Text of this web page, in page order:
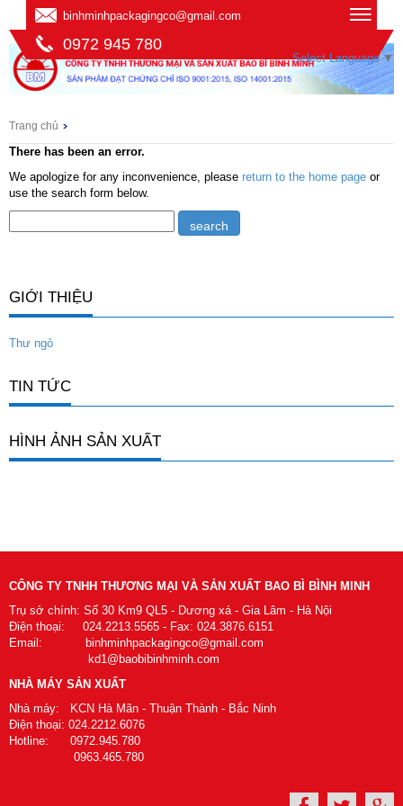
binhminhpackagingco@gmail.com
0972 945 780
Select Language ▼
Trang chủ
There has been an error.
We apologize for any inconvenience, please return to the home page or
use the search form below.
GIỚI THIỆU
Thư ngỏ
TIN TỨC
HÌNH ẢNH SẢN XUẤT
CÔNG TY TNHH THƯƠNG MẠI VÀ SẢN XUẤT BAO BÌ BÌNH MINH
Trụ sở chính: Số 30 Km9 QL5 - Dương xá - Gia Lâm - Hà Nội
Điện thoại: 024.2213.5565 - Fax: 024.3876.6151
Email: binhminhpackagingco@gmail.com
kd1@baobibinhminh.com
NHÀ MÁY SẢN XUẤT
Nhà máy: KCN Hà Mãn - Thuận Thành - Bắc Ninh
Điện thoại: 024.2212.6076
Hotline: 0972.945.780
0963.465.780